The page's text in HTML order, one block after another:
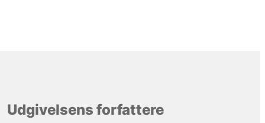
Udgivelsens forfattere